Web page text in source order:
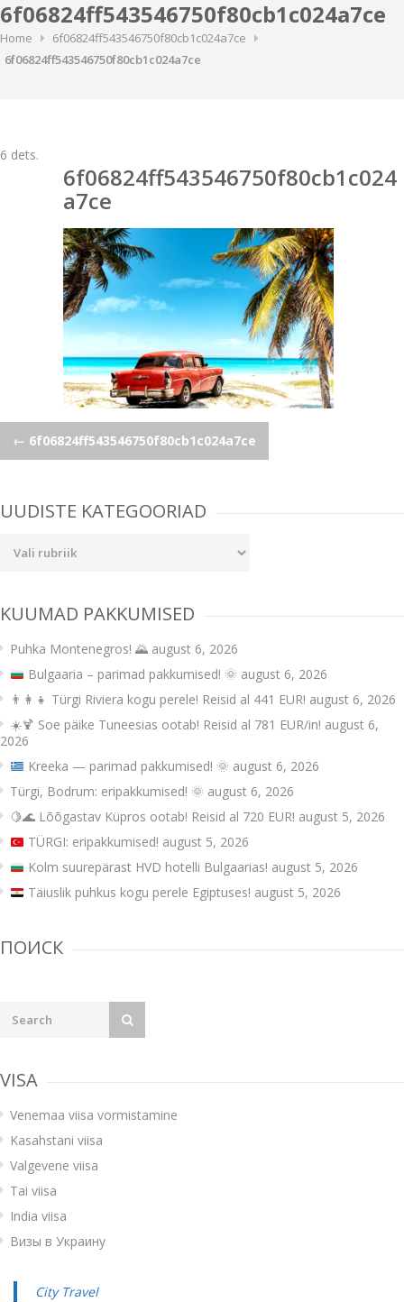
6f06824ff543546750f80cb1c024a7ce
Home
6f06824ff543546750f80cb1c024a7ce
6f06824ff543546750f80cb1c024a7ce
6 dets.
6f06824ff543546750f80cb1c024
a7ce
Post
← 6f06824ff543546750f80cb1c024a7ce
UUDISTE KATEGOORIAD
KUUMAD PAKKUMISED
Puhka Montenegros! 🌄 august 6, 2026
Bulgaaria – parimad pakkumised! 🌞 august 6, 2026
👨‍👩‍👧 Türgi Riviera kogu perele! Reisid al 441 EUR! august 6, 2026
☀️🍹 Soe päike Tuneesias ootab! Reisid al 781 EUR/in! august 6,
2026
Kreeka — parimad pakkumised! 🌞 august 6, 2026
Türgi, Bodrum: eripakkumised! 🌞 august 6, 2026
🍋🌊 Lõõgastav Küpros ootab! Reisid al 720 EUR! august 5, 2026
TÜRGI: eripakkumised! august 5, 2026
Kolm suurepärast HVD hotelli Bulgaarias! august 5, 2026
Täiuslik puhkus kogu perele Egiptuses! august 5, 2026
ПОИСК
VISA
Venemaa viisa vormistamine
Kasahstani viisa
Valgevene viisa
Tai viisa
India viisa
Визы в Украину
City Travel